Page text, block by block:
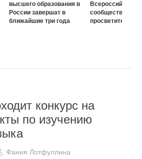
высшего образования в
России завершат в
ближайшие три года
Всероссийского
сообщества
просветителей
конкурс на
по изучению
Фания Лотфуллина